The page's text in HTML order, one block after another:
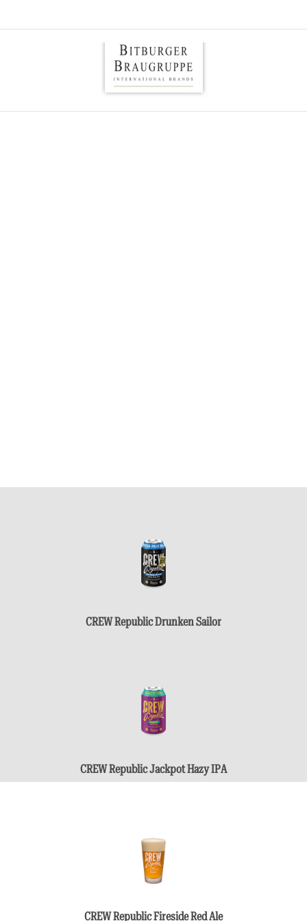
CREW Republic Drunken Sailor
CREW Republic Jackpot Hazy IPA
CREW Republic Fireside Red Ale